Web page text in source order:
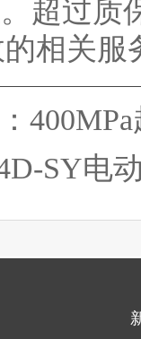
超过
的相关服
SY电